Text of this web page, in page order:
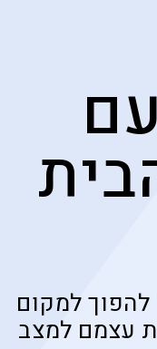
להפוך למקום
עצמם למצב